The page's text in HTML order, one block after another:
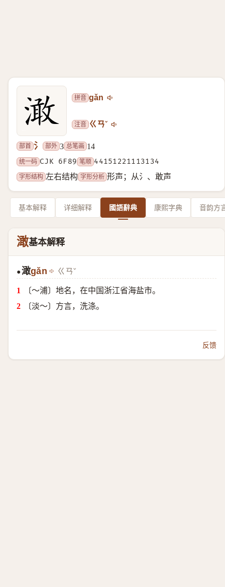
拼音 gǎn
注音 ㄍㄢˇ
部首 氵 部外 3 总笔画 14
统一码 CJK 6F89 笔顺 44151221113134
字形结构 左右结构 字形分析 形声；从氵、敢声
基本解释 详细解释 國語辭典 康熙字典 音韵方
澉基本解释
●澉gǎn ㄍㄢˇ
〔～浦〕地名，在中国浙江省海盐市。
〔淡～〕方言，洗涤。
反馈